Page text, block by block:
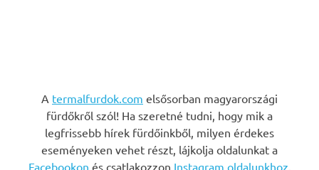
A termalfurdok.com elsősorban magyarországi
fürdőkről szól! Ha szeretné tudni, hogy mik a
legfrissebb hírek fürdőinkből, milyen érdekes
eseményeken vehet részt, lájkolja oldalunkat a
Facebookon és csatlakozzon Instagram oldalunkhoz